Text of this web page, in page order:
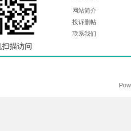
扫描访问
网站简介
投诉删帖
联系我们